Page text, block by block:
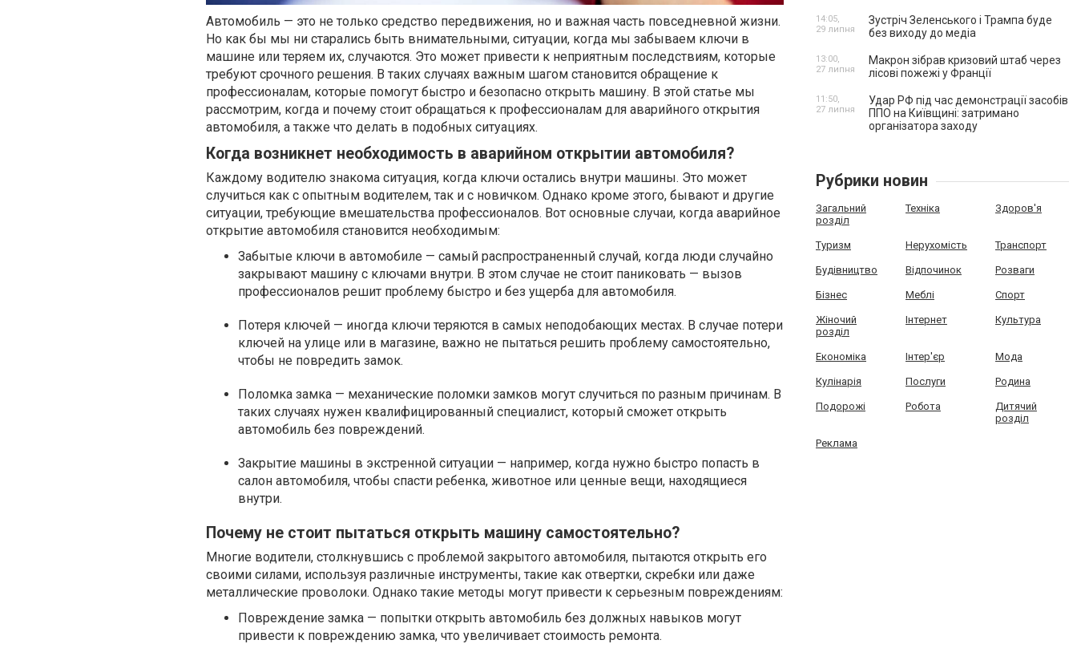
Автомобиль — это не только средство передвижения, но и важная часть повседневной жизни.
Но как бы мы ни старались быть внимательными, ситуации, когда мы забываем ключи в
машине или теряем их, случаются. Это может привести к неприятным последствиям, которые
требуют срочного решения. В таких случаях важным шагом становится обращение к
профессионалам, которые помогут быстро и безопасно открыть машину. В этой статье мы
рассмотрим, когда и почему стоит обращаться к профессионалам для аварийного открытия
автомобиля, а также что делать в подобных ситуациях.
Когда возникнет необходимость в аварийном открытии автомобиля?
Каждому водителю знакома ситуация, когда ключи остались внутри машины. Это может
случиться как с опытным водителем, так и с новичком. Однако кроме этого, бывают и другие
ситуации, требующие вмешательства профессионалов. Вот основные случаи, когда аварийное
открытие автомобиля становится необходимым:
Забытые ключи в автомобиле — самый распространенный случай, когда люди случайно
закрывают машину с ключами внутри. В этом случае не стоит паниковать — вызов
профессионалов решит проблему быстро и без ущерба для автомобиля.
Потеря ключей — иногда ключи теряются в самых неподобающих местах. В случае потери
ключей на улице или в магазине, важно не пытаться решить проблему самостоятельно,
чтобы не повредить замок.
Поломка замка — механические поломки замков могут случиться по разным причинам. В
таких случаях нужен квалифицированный специалист, который сможет открыть
автомобиль без повреждений.
Закрытие машины в экстренной ситуации — например, когда нужно быстро попасть в
салон автомобиля, чтобы спасти ребенка, животное или ценные вещи, находящиеся
внутри.
Почему не стоит пытаться открыть машину самостоятельно?
Многие водители, столкнувшись с проблемой закрытого автомобиля, пытаются открыть его
своими силами, используя различные инструменты, такие как отвертки, скребки или даже
металлические проволоки. Однако такие методы могут привести к серьезным повреждениям:
Повреждение замка — попытки открыть автомобиль без должных навыков могут
привести к повреждению замка, что увеличивает стоимость ремонта.
Зустріч Зеленського і Трампа буде
без виходу до медіа
14:05,
29 липня
Макрон зібрав кризовий штаб через
лісові пожежі у Франції
13:00,
27 липня
Удар РФ під час демонстрації засобів
ППО на Київщині: затримано
організатора заходу
11:50,
27 липня
Рубрики новин
Загальний
розділ
Техніка Здоров'я
Туризм Нерухомість Транспорт
Будівництво Відпочинок Розваги
Бізнес Меблі Спорт
Жіночий
розділ
Інтернет Культура
Економіка Інтер'єр Мода
Кулінарія Послуги Родина
Подорожі Робота
Дитячий
розділ
Реклама